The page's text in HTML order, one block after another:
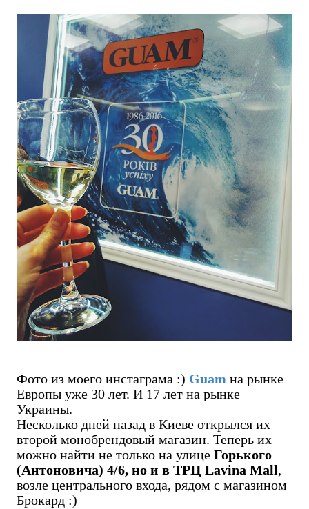
Фото из моего инстаграма :) Guam на рынке
Европы уже 30 лет. И 17 лет на рынке
Украины.
Несколько дней назад в Киеве открылся их
второй монобрендовый магазин. Теперь их
можно найти не только на улице Горького
(Антоновича) 4/6, но и в ТРЦ Lavina Mall,
возле центрального входа, рядом с магазином
Брокард :)